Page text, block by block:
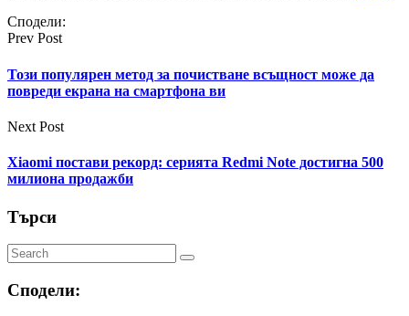
Сподели:
Prev Post
Този популярен метод за почистване всъщност може да
повреди екрана на смартфона ви
Next Post
Xiaomi постави рекорд: серията Redmi Note достигна 500
милиона продажби
Търси
Сподели: